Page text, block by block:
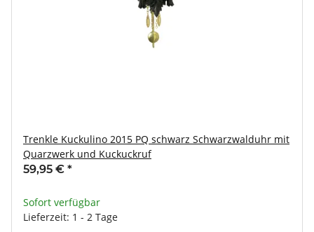
Trenkle Kuckulino 2015 PQ schwarz Schwarzwalduhr mit
Quarzwerk und Kuckuckruf
59,95 € *
Sofort verfügbar
Lieferzeit: 1 - 2 Tage